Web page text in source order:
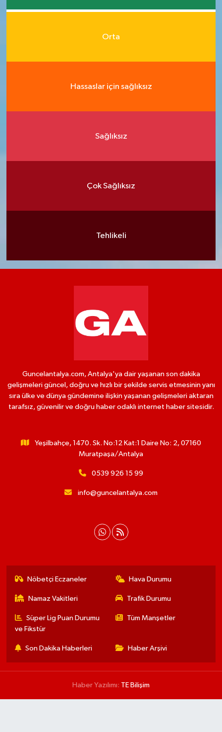
Orta
Hassaslar için sağlıksız
Sağlıksız
Çok Sağlıksız
Tehlikeli
Guncelantalya.com, Antalya'ya dair yaşanan son dakika
gelişmeleri güncel, doğru ve hızlı bir şekilde servis etmesinin yanı
sıra ülke ve dünya gündemine ilişkin yaşanan gelişmeleri aktaran
tarafsız, güvenilir ve doğru haber odaklı internet haber sitesidir.
Yeşilbahçe, 1470. Sk. No:12 Kat:1 Daire No: 2, 07160
Muratpaşa/Antalya
0539 926 15 99
info@guncelantalya.com
Nöbetçi Eczaneler Hava Durumu
Namaz Vakitleri Trafik Durumu
Süper Lig Puan Durumu
ve Fikstür
Tüm Manşetler
Son Dakika Haberleri Haber Arşivi
Haber Yazılımı: TE Bilişim